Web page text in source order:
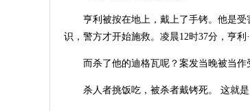
亨利被按在地上，戴上了手铐。他是
识，警方才开始施救。凌晨12时37分，亨利
而杀了他的迪格瓦呢？案发当晚被当
杀人者挑饭吃，被杀者戴铐死。 这就